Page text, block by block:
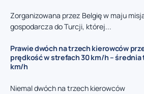
Zorganizowana przez Belgię w maju
gospodarcza do Turcji, której...
Prawie dwóch na trzech kierowców
prędkość w strefach 30 km/h – średnia
km/h
Niemal dwóch na trzech kierowców